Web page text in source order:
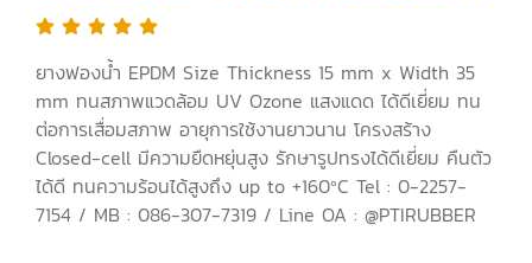
ยางฟองน้ำ EPDM Size Thickness 15 mm x Width 35
mm ทนสภาพแวดล้อม UV Ozone แสงแดด ได้ดีเยี่ยม ทน
ต่อการเสื่อมสภาพ อายุการใช้งานยาวนาน โครงสร้าง
Closed-cell มีความยืดหยุ่นสูง รักษารูปทรงได้ดีเยี่ยม คืนตัว
ได้ดี ทนความร้อนได้สูงถึง up to +160ºC Tel : 0-2257-
7154 / MB : 086-307-7319 / Line OA : @PTIRUBBER